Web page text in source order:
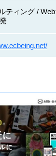
ティング /